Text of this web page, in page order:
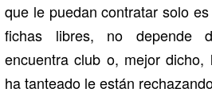
que le puedan contratar solo
fichas libres, no depende
encuentra club o, mejor
ha tanteado le están